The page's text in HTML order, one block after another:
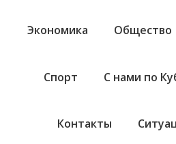
Экономика Общество
Спорт С нами по
Контакты